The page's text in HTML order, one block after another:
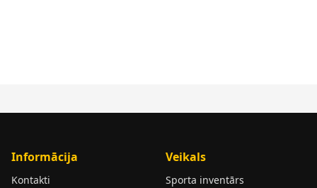
Informācija
Kontakti
Veikals
Sporta inventārs